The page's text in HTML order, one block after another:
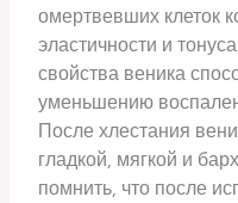
омертвевших клеток
эластичности и
свойства веника
уменьшению
После хлестания
гладкой, мягкой и
помнить, что после